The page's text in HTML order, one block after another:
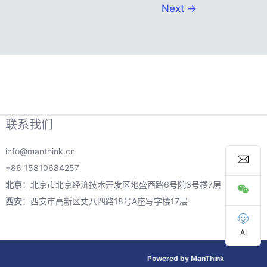
Next →
AI
联系我们
info@manthink.cn
+86 15810684257
北京：北京市北京经济技术开发区地盛西路6号院3号楼7层
西安：西安市高新区丈八四路18号A座写字楼17层
Powered by ManThink